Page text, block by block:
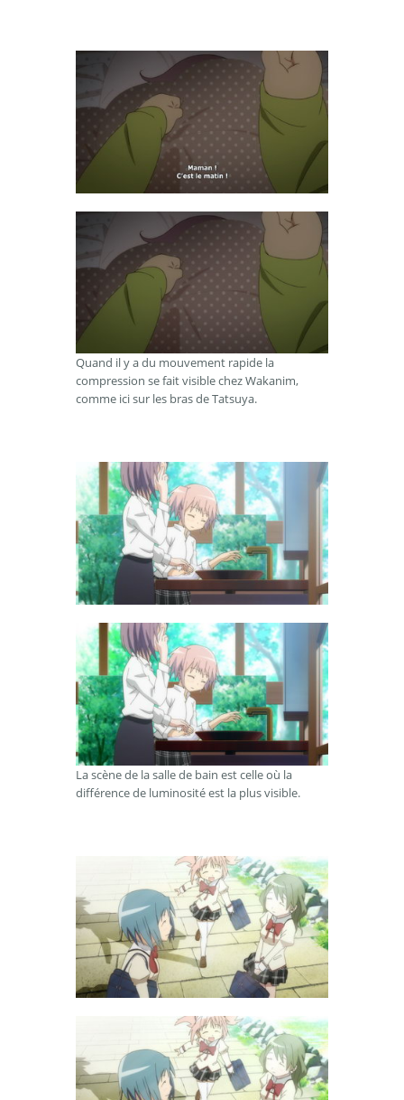
Quand il y a du mouvement rapide la
compression se fait visible chez Wakanim,
comme ici sur les bras de Tatsuya.
La scène de la salle de bain est celle où la
différence de luminosité est la plus visible.